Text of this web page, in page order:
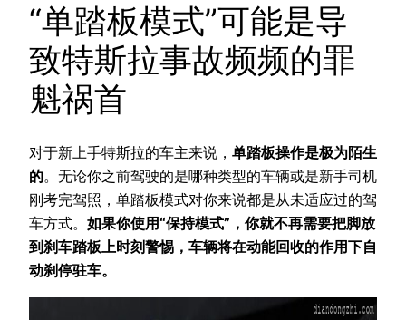
“单踏板模式”可能是导
致特斯拉事故频频的罪
魁祸首
对于新上手特斯拉的车主来说， 单踏板操作是极为陌生
的。无论你之前驾驶的是哪种类型的车辆或是新手司机
刚考完驾照，单踏板模式对你来说都是从未适应过的驾
车方式。 如果你使用“保持模式”，你就不再需要把脚放
到刹车踏板上时刻警惕，车辆将在动能回收的作用下自
动刹停驻车。